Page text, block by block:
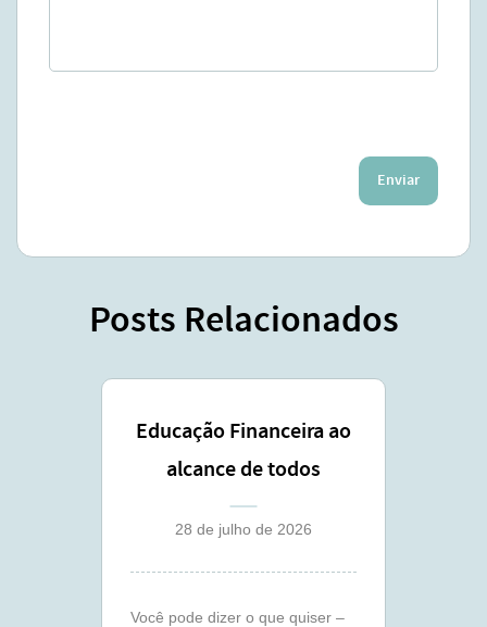
Enviar
Posts Relacionados
Educação Financeira ao
alcance de todos
28 de julho de 2026
Você pode dizer o que quiser –